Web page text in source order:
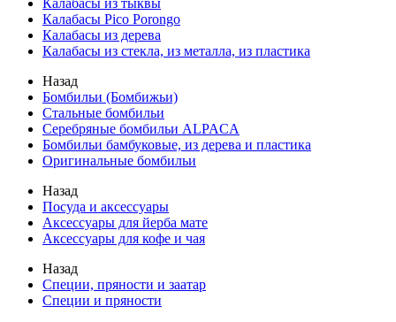
Калабасы из тыквы
Калабасы Pico Porongo
Калабасы из дерева
Калабасы из стекла, из металла, из пластика
Назад
Бомбильи (Бомбижьи)
Стальные бомбильи
Серебряные бомбильи ALPACA
Бомбильи бамбуковые, из дерева и пластика
Оригинальные бомбильи
Назад
Посуда и аксессуары
Аксессуары для йерба мате
Аксессуары для кофе и чая
Назад
Специи, пряности и заатар
Специи и пряности